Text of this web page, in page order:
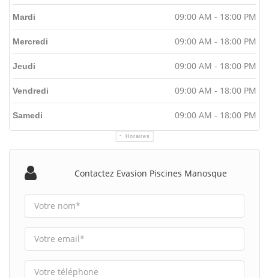
Horaires
Mardi 09:00 AM - 18:00 PM
Mercredi 09:00 AM - 18:00 PM
Jeudi 09:00 AM - 18:00 PM
Vendredi 09:00 AM - 18:00 PM
Samedi 09:00 AM - 18:00 PM
Contactez Evasion Piscines Manosque